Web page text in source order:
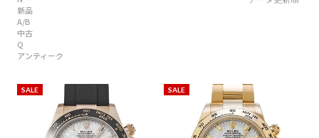
新品
A/B
中古
Q
アンティーク
SALE SALE